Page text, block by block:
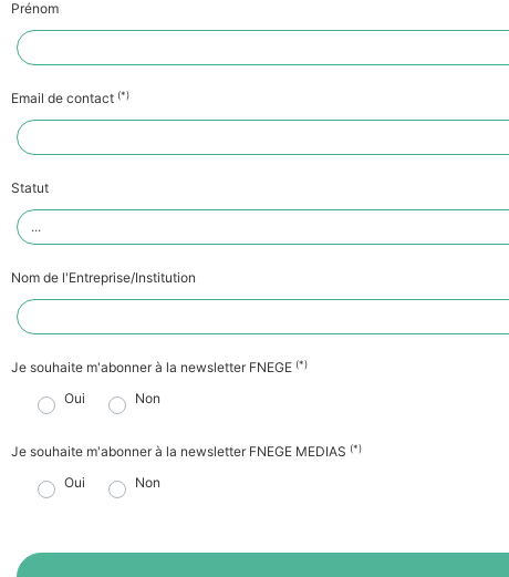
Prénom
Email de contact (*)
Statut
Nom de l'Entreprise/Institution
Je souhaite m'abonner à la newsletter FNEGE (*)
Oui Non
Je souhaite m'abonner à la newsletter FNEGE MEDIAS (*)
Oui Non